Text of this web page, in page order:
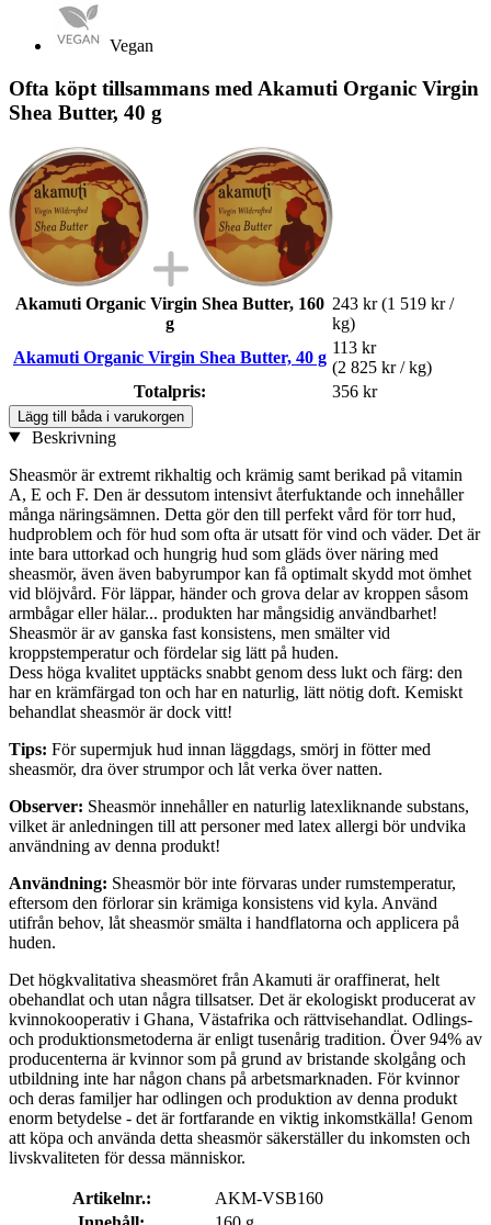
Vegan
Ofta köpt tillsammans med Akamuti Organic Virgin
Shea Butter, 40 g
Akamuti Organic Virgin Shea Butter, 160
g
243 kr (1 519 kr /
kg)
Akamuti Organic Virgin Shea Butter, 40 g
113 kr
(2 825 kr / kg)
Totalpris:
356 kr
Lägg till båda i varukorgen
Beskrivning
Sheasmör är extremt rikhaltig och krämig samt berikad på vitamin
A, E och F. Den är dessutom intensivt återfuktande och innehåller
många näringsämnen. Detta gör den till perfekt vård för torr hud,
hudproblem och för hud som ofta är utsatt för vind och väder. Det är
inte bara uttorkad och hungrig hud som gläds över näring med
sheasmör, även även babyrumpor kan få optimalt skydd mot ömhet
vid blöjvård. För läppar, händer och grova delar av kroppen såsom
armbågar eller hälar... produkten har mångsidig användbarhet!
Sheasmör är av ganska fast konsistens, men smälter vid
kroppstemperatur och fördelar sig lätt på huden.
Dess höga kvalitet upptäcks snabbt genom dess lukt och färg: den
har en krämfärgad ton och har en naturlig, lätt nötig doft. Kemiskt
behandlat sheasmör är dock vitt!
Tips: För supermjuk hud innan läggdags, smörj in fötter med
sheasmör, dra över strumpor och låt verka över natten.
Observer: Sheasmör innehåller en naturlig latexliknande substans,
vilket är anledningen till att personer med latex allergi bör undvika
användning av denna produkt!
Användning: Sheasmör bör inte förvaras under rumstemperatur,
eftersom den förlorar sin krämiga konsistens vid kyla. Använd
utifrån behov, låt sheasmör smälta i handflatorna och applicera på
huden.
Det högkvalitativa sheasmöret från Akamuti är oraffinerat, helt
obehandlat och utan några tillsatser. Det är ekologiskt producerat av
kvinnokooperativ i Ghana, Västafrika och rättvisehandlat. Odlings-
och produktionsmetoderna är enligt tusenårig tradition. Över 94% av
producenterna är kvinnor som på grund av bristande skolgång och
utbildning inte har någon chans på arbetsmarknaden. För kvinnor
och deras familjer har odlingen och produktion av denna produkt
enorm betydelse - det är fortfarande en viktig inkomstkälla! Genom
att köpa och använda detta sheasmör säkerställer du inkomsten och
livskvaliteten för dessa människor.
Artikelnr.:
AKM-VSB160